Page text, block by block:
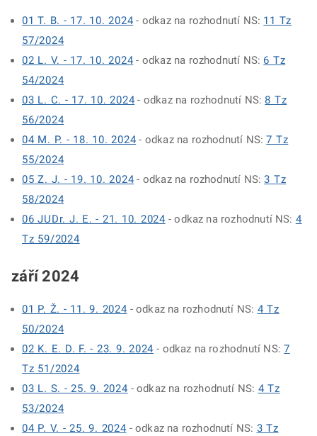
01 T. B. - 17. 10. 2024 - odkaz na rozhodnutí NS: 11 Tz
57/2024
02 L. V. - 17. 10. 2024 - odkaz na rozhodnutí NS: 6 Tz
54/2024
03 L. C. - 17. 10. 2024 - odkaz na rozhodnutí NS: 8 Tz
56/2024
04 M. P. - 18. 10. 2024 - odkaz na rozhodnutí NS:7 Tz
55/2024
05 Z. J. - 19. 10. 2024 - odkaz na rozhodnutí NS:3 Tz
58/2024
06 JUDr. J. E. - 21. 10. 2024 - odkaz na rozhodnutí NS: 4
Tz 59/2024
září 2024
01 P. Ž. - 11. 9. 2024 - odkaz na rozhodnutí NS: 4 Tz
50/2024
02 K. E. D. F. - 23. 9. 2024 - odkaz na rozhodnutí NS:7
Tz 51/2024
03 L. S. - 25. 9. 2024 - odkaz na rozhodnutí NS: 4 Tz
53/2024
04 P. V. - 25. 9. 2024 - odkaz na rozhodnutí NS: 3 Tz